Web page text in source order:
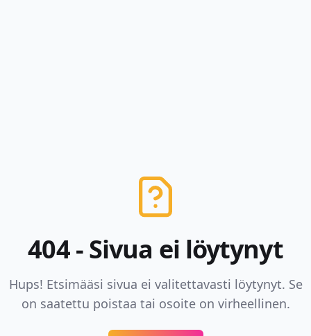
404 - Sivua ei löytynyt
Hups! Etsimääsi sivua ei valitettavasti löytynyt. Se
on saatettu poistaa tai osoite on virheellinen.